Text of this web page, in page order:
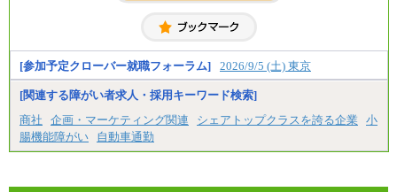
お伝えします。
[参加予定クローバー就職フォーラム] 2026/9/5 (土) 東京
[関連する障がい者求人・採用キーワード検索]
商社
企画・マーケティング関連 シェアトップクラスを誇る企業
小
腸機能障がい
自動車通勤